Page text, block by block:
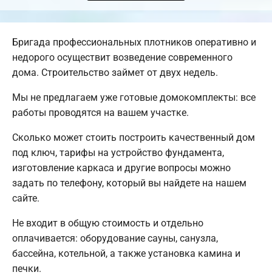
Бригада профессиональных плотников оперативно и
недорого осуществит возведение современного
дома. Строительство займет от двух недель.
Мы не предлагаем уже готовые домокомплекты: все
работы проводятся на вашем участке.
Сколько может стоить построить качественный дом
под ключ, тарифы на устройство фундамента,
изготовление каркаса и другие вопросы можно
задать по телефону, который вы найдете на нашем
сайте.
Не входит в общую стоимость и отдельно
оплачивается: оборудование сауны, санузла,
бассейна, котельной, а также установка камина и
печки.